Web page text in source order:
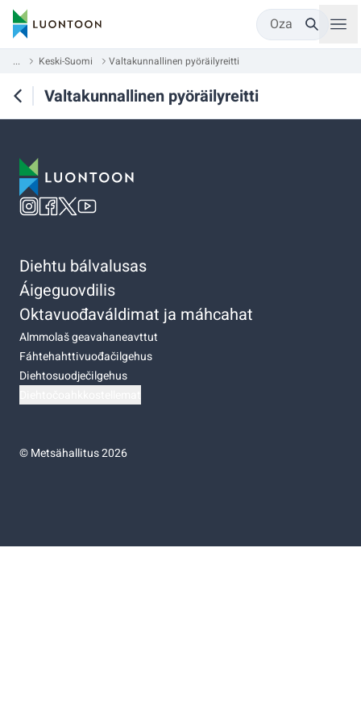
Oza
... Keski-Suomi Valtakunnallinen pyöräilyreitti
Valtakunnallinen pyöräilyreitti
Diehtu bálvalusas
Áigeguovdilis
Oktavuođaváldimat ja máhcahat
Almmolaš geavahaneavttut
Fáhtehahttivuođačilgehus
Diehtosuodječilgehus
©Metsähallitus 2026